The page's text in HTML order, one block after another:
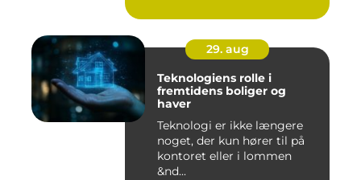
29. aug
Teknologiens rolle i
fremtidens boliger og
haver
Teknologi er ikke længere
noget, der kun hører til på
kontoret eller i lommen
&nd...